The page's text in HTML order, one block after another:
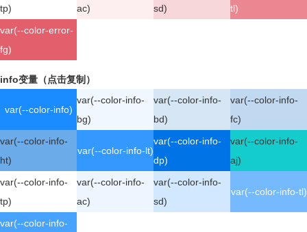
tp)
ac)
sd)
tl)
var(--color-error-
fg)
info变量（点击复制）
var(--color-info)
var(--color-info-
bg)
var(--color-info-
bd)
var(--color-info-
fc)
var(--color-info-
ht)
var(--color-info-lt)
var(--color-info-
dp)
var(--color-info-
aj)
var(--color-info-
tp)
var(--color-info-
ac)
var(--color-info-
sd)
var(--color-info-tl)
var(--color-info-